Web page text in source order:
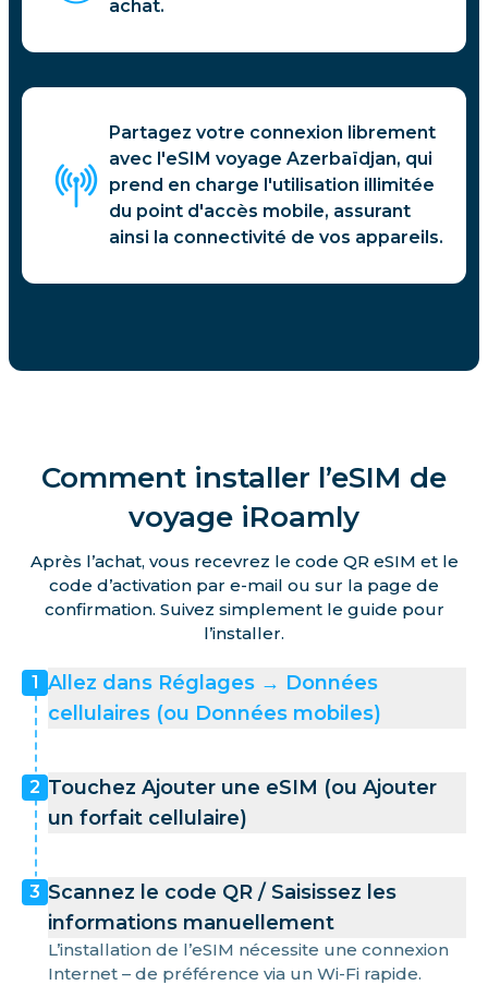
achat.
Partagez votre connexion librement
avec l'eSIM voyage Azerbaïdjan, qui
prend en charge l'utilisation illimitée
du point d'accès mobile, assurant
ainsi la connectivité de vos appareils.
Comment installer l’eSIM de
voyage iRoamly
Après l’achat, vous recevrez le code QR eSIM et le
code d’activation par e-mail ou sur la page de
confirmation. Suivez simplement le guide pour
l’installer.
1 Allez dans Réglages → Données
cellulaires (ou Données mobiles)
2 Touchez Ajouter une eSIM (ou Ajouter
un forfait cellulaire)
3 Scannez le code QR / Saisissez les
informations manuellement
L’installation de l’eSIM nécessite une connexion
Internet – de préférence via un Wi-Fi rapide.